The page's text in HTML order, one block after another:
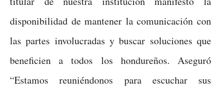
disponibilidad de mantener la comunicación con
las partes involucradas y buscar soluciones que
beneficien a todos los hondureños. Aseguró
“Estamos reuniéndonos para escuchar sus